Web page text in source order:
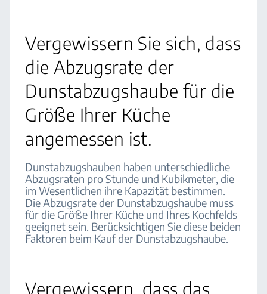
Vergewissern Sie sich, dass
die Abzugsrate der
Dunstabzugshaube für die
Größe Ihrer Küche
angemessen ist.
Dunstabzugshauben haben unterschiedliche
Abzugsraten pro Stunde und Kubikmeter, die
im Wesentlichen ihre Kapazität bestimmen.
Die Abzugsrate der Dunstabzugshaube muss
für die Größe Ihrer Küche und Ihres Kochfelds
geeignet sein. Berücksichtigen Sie diese beiden
Faktoren beim Kauf der Dunstabzugshaube.
Vergewissern, dass das